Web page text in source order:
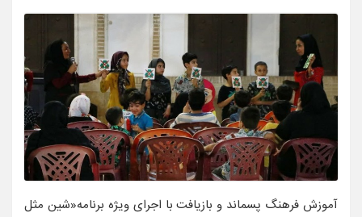
آموزش فرهنگ پسماند و بازیافت با اجرای ویژه برنامه«شین مثل